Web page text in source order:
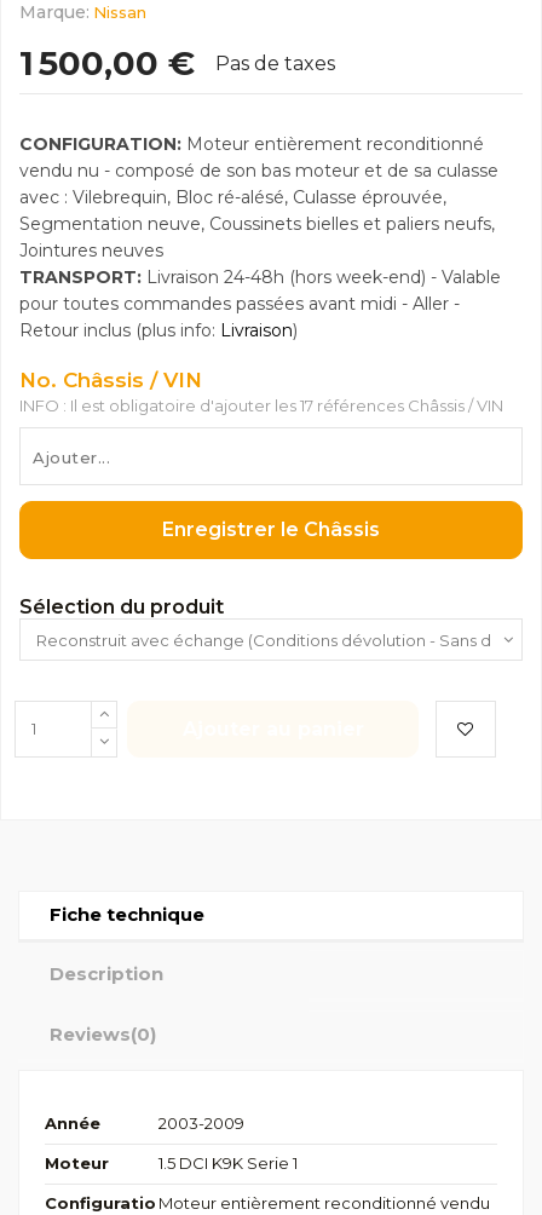
Marque: Nissan
1 500,00 € Pas de taxes
CONFIGURATION: Moteur entièrement reconditionné
vendu nu - composé de son bas moteur et de sa culasse
avec : Vilebrequin, Bloc ré-alésé, Culasse éprouvée,
Segmentation neuve, Coussinets bielles et paliers neufs,
Jointures neuves
TRANSPORT: Livraison 24-48h (hors week-end) - Valable
pour toutes commandes passées avant midi - Aller -
Retour inclus (plus info: Livraison)
No. Châssis / VIN
INFO : Il est obligatoire d'ajouter les 17 références Châssis / VIN
Enregistrer le Châssis
Sélection du produit
Fiche technique
Description
Reviews(0)
Année 2003-2009
Moteur 1.5 DCI K9K Serie 1
Configuratio Moteur entièrement reconditionné vendu